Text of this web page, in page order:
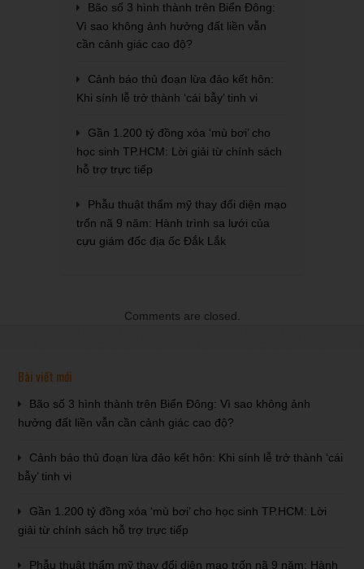
Bão số 3 hình thành trên Biển Đông:
Vì sao không ảnh hưởng đất liền vẫn
cần cảnh giác cao độ?
Cảnh báo thủ đoạn lừa đảo kết hôn:
Khi sính lễ trở thành ‘cái bẫy’ tinh vi
Gần 1.200 tỷ đồng xóa ‘mù bơi’ cho
học sinh TP.HCM: Lời giải từ chính sách
hỗ trợ trực tiếp
Phẫu thuật thẩm mỹ thay đổi diện mạo
trốn nã 9 năm: Hành trình sa lưới của
cựu giám đốc địa ốc Đắk Lắk
Comments are closed.
Bài viết mới
Bão số 3 hình thành trên Biển Đông: Vì sao không ảnh
hưởng đất liền vẫn cần cảnh giác cao độ?
Cảnh báo thủ đoạn lừa đảo kết hôn: Khi sính lễ trở thành ‘cái
bẫy’ tinh vi
Gần 1.200 tỷ đồng xóa ‘mù bơi’ cho học sinh TP.HCM: Lời
giải từ chính sách hỗ trợ trực tiếp
Phẫu thuật thẩm mỹ thay đổi diện mạo trốn nã 9 năm: Hành